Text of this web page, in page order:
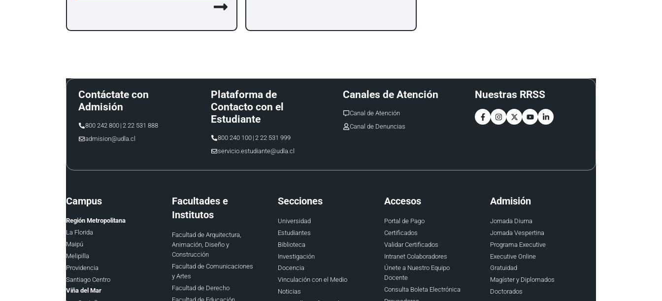
Contáctate con
Admisión
800 242 800 | 2 22 531 888
admision@udla.cl
Plataforma de
Contacto con el
Estudiante
800 240 100 | 2 22 531 999
servicio.estudiante@udla.cl
Canales de Atención
Canal de Atención
Canal de Denuncias
Nuestras RRSS
Campus
Región Metropolitana
La Florida
Maipú
Melipilla
Providencia
Santiago Centro
Viña del Mar
Facultades e
Institutos
Facultad de Arquitectura,
Animación, Diseño y
Construcción
Facultad de Comunicaciones
y Artes
Facultad de Derecho
Secciones
Universidad
Estudiantes
Biblioteca
Investigación
Docencia
Vinculación con el Medio
Noticias
Accesos
Portal de Pago
Certificados
Validar Certificados
Intranet Colaboradores
Únete a Nuestro Equipo
Docente
Consulta Boleta Electrónica
Admisión
Jornada Diurna
Jornada Vespertina
Programa Executive
Executive Online
Gratuidad
Magíster y Diplomados
Doctorados